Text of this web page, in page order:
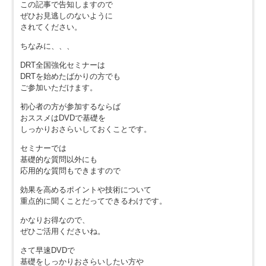
この記事で告知しますので
ぜひお見逃しのないように
されてください。
ちなみに、、、
DRT全国強化セミナーは
DRTを始めたばかりの方でも
ご参加いただけます。
初心者の方が参加するならば
おススメはDVDで基礎を
しっかりおさらいしておくことです。
セミナーでは
基礎的な質問以外にも
応用的な質問もできますので
効果を高めるポイントや技術について
重点的に聞くことだってできるわけです。
かなりお得なので、
ぜひご活用くださいね。
さて早速DVDで
基礎をしっかりおさらいしたい方や